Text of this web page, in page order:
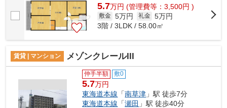
5.7万円 (管理費等：3,500円 )
敷金 5万円 礼金 5万円
3階 / 3LDK / 58.00㎡
賃貸 | マンション メゾンクレールIII
仲手半額 敷0
5.7万円
東海道本線 「南草津 」駅 徒歩7分
東海道本線 「瀬田 」駅 徒歩40分